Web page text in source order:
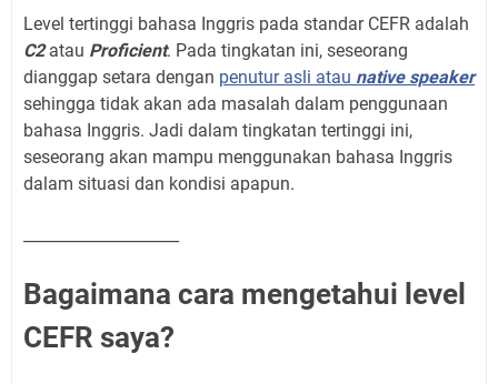
Level tertinggi bahasa Inggris pada standar CEFR adalah
C2atau Proficient. Pada tingkatan ini, seseorang
dianggap setara dengan penutur asli atau native speaker
sehingga tidak akan ada masalah dalam penggunaan
bahasa Inggris. Jadi dalam tingkatan tertinggi ini,
seseorang akan mampu menggunakan bahasa Inggris
dalam situasi dan kondisi apapun.
Bagaimana cara mengetahui level
CEFR saya?